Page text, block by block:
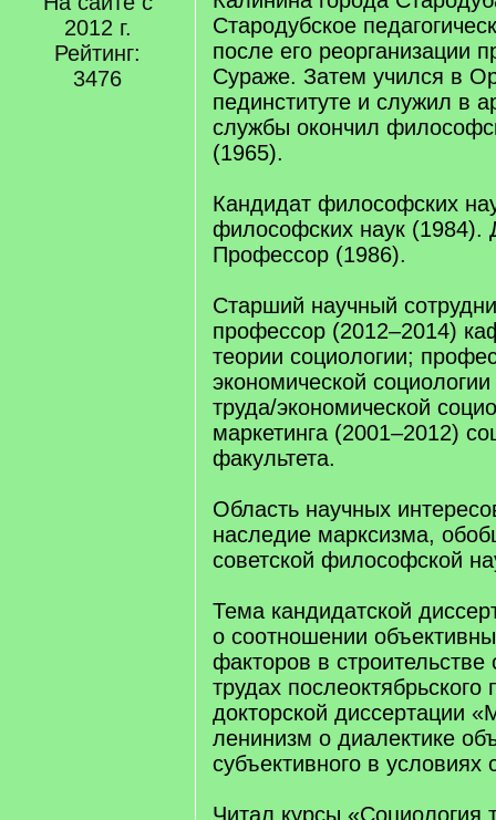
2012 г.
Рейтинг:
3476
Стародубское
после его реорганизации
Сураже. Затем учился в
пединституте и служил в
службы окончил
(1965).
Кандидат философских
философских наук (1984).
Профессор (1986).
Старший научный
профессор (2012–2014)
теории социологии;
экономической
труда/экономической
маркетинга (2001–2012)
факультета.
Область научных
наследие марксизма,
советской философской
Тема кандидатской
о соотношении
факторов в
трудах
докторской диссертации
ленинизм о диалектике
субъективного в условиях
Читал курсы «Социология